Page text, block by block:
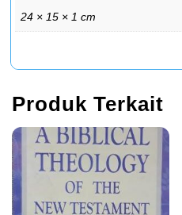
24 × 15 × 1 cm
Produk Terkait